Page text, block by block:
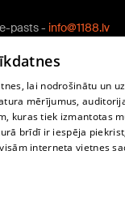
pasts - info@1188.lv
MEDIA.
lai nodrošinātu un
mērījumus,
kuras tiek izmantotas
brīdī ir iespēja
interneta vietnes